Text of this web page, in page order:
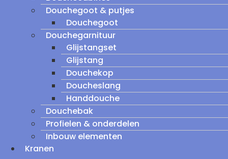
Douchegoot & putjes
Douchegoot
Douchegarnituur
Glijstangset
Glijstang
Douchekop
Doucheslang
Handdouche
Douchebak
Profielen & onderdelen
Inbouw elementen
Kranen